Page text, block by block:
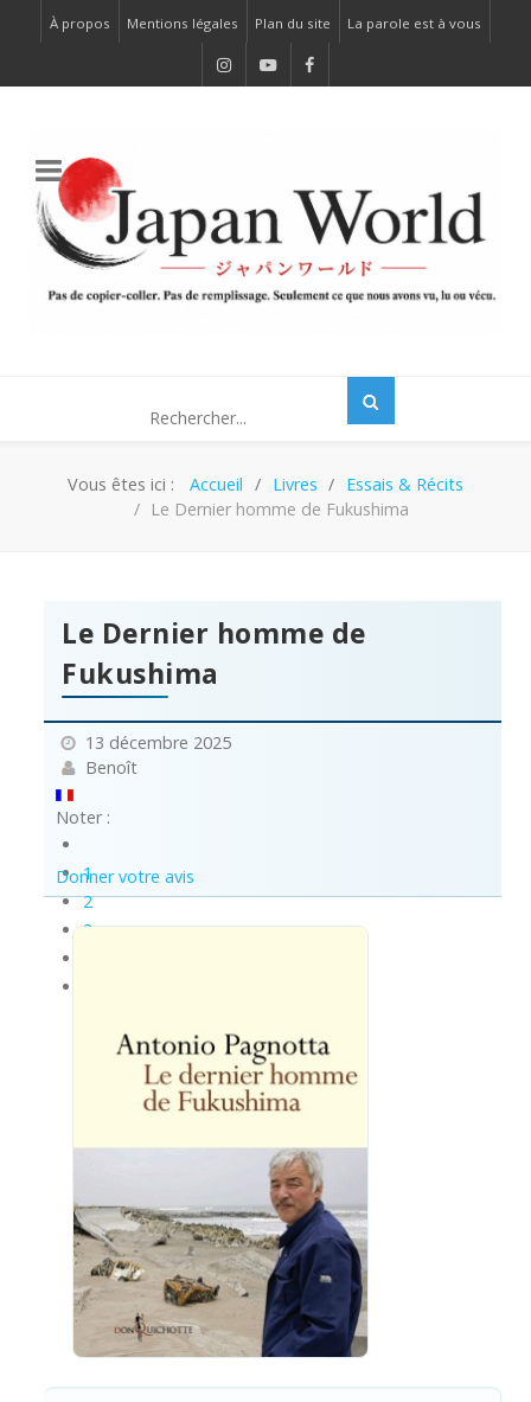
À propos Mentions légales Plan du site La parole est à vous
Vous êtes ici : Accueil Livres
Essais & Récits
Le Dernier homme de Fukushima
Le Dernier homme de
Fukushima
13 décembre 2025
Benoît
Noter :
1
2
3
Donner votre avis